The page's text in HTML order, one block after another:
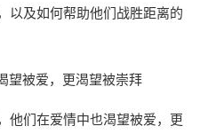
以及如何帮助他们战胜距离的
望被爱，更渴望被崇拜
他们在爱情中也渴望被爱，更